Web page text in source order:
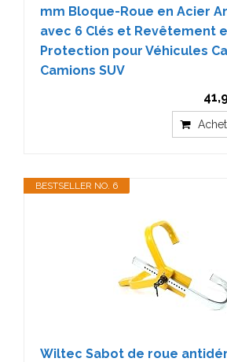
mm Bloque-Roue en Acier
avec 6 Clés et Revêtement
Protection pour Véhicules
Camions SUV
BESTSELLER NO. 6
Wiltec Sabot de roue